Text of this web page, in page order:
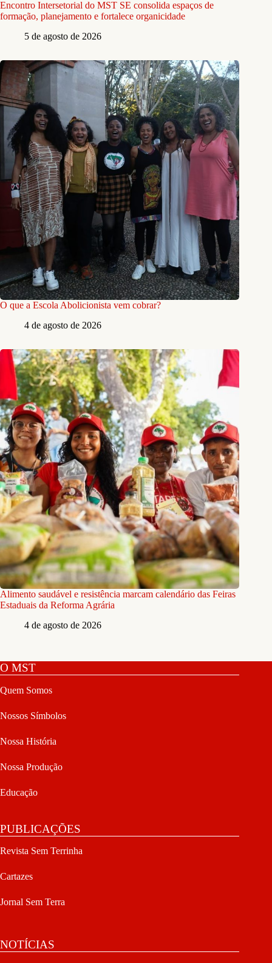
Encontro Intersetorial do MST SE consolida espaços de
formação, planejamento e fortalece organicidade
5 de agosto de 2026
O que a Escola Abolicionista vem cobrar?
4 de agosto de 2026
Alimento saudável e resistência marcam calendário das Feiras
Estaduais da Reforma Agrária
4 de agosto de 2026
O MST
Quem Somos
Nossos Símbolos
Nossa História
Nossa Produção
Educação
PUBLICAÇÕES
Revista Sem Terrinha
Cartazes
Jornal Sem Terra
NOTÍCIAS